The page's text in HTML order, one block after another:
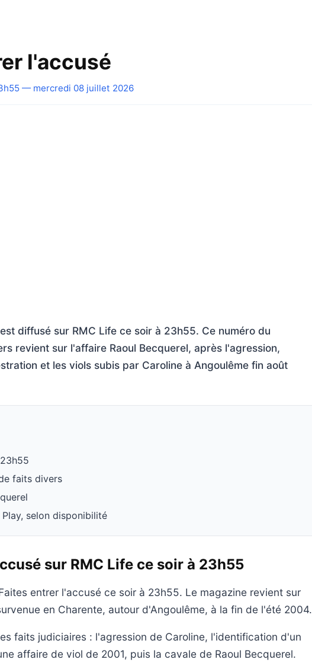
l'accusé
— mercredi 08 juillet 2026
diffusé sur RMC Life ce soir à 23h55. Ce numéro du
revient sur l'affaire Raoul Becquerel, après l'agression,
et les viols subis par Caroline à Angoulême fin août
faits divers
Play, selon disponibilité
sur RMC Life ce soir à 23h55
entrer l'accusé ce soir à 23h55. Le magazine revient sur
en Charente, autour d'Angoulême, à la fin de l'été 2004.
faits judiciaires : l'agression de Caroline, l'identification d'un
affaire de viol de 2001, puis la cavale de Raoul Becquerel.